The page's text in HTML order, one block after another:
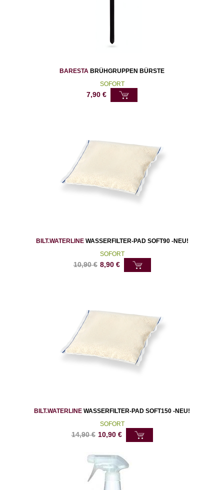
BARESTA BRÜHGRUPPEN BÜRSTE
SOFORT
7,90 €
BILT.WATERLINEWASSERFILTER-PAD SOFT90 -NEU!
SOFORT
10,90€ 8,90€
BILT.WATERLINE WASSERFILTER-PAD SOFT150 -NEU!
SOFORT
14,90€ 10,90€